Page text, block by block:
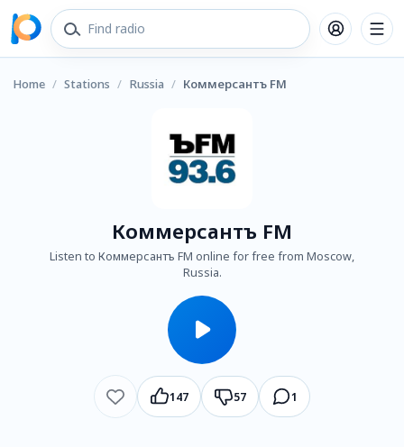
Home / Stations / Russia / Коммерсантъ FM
Коммерсантъ FM
Listen to Коммерсантъ FM online for free from Moscow,
Russia.
147 57 1